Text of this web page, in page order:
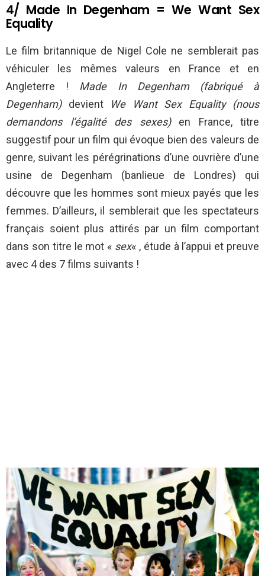
4/ Made In Degenham = We Want Sex
Equality
Le film britannique de Nigel Cole ne semblerait pas
véhiculer les mêmes valeurs en France et en
Angleterre ! Made In Degenham (fabriqué à
Degenham)devient
We Want Sex Equality (nous
demandons l’égalité des sexes) en France, titre
suggestif pour un film qui évoque bien des valeurs de
genre, suivant les pérégrinations d’une ouvrière d’une
usine de Degenham (banlieue de Londres) qui
découvre que les hommes sont mieux payés que les
femmes. D’ailleurs, il semblerait que les spectateurs
français soient plus attirés par un film comportant
dans son titre le mot « sex« , étude à l’appui et preuve
avec 4 des 7 films suivants !